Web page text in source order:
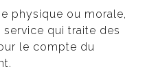
physique ou morale,
qui traite des
le compte du